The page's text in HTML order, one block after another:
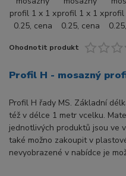
Ohodnotit produkt
Profil H - mosazný
Profil H řady MS. Základní
též v délce 1 metr vcelku.
jednotlivých produktů jsou ve
také možno zakoupit v
nevyobrazené v nabídce je